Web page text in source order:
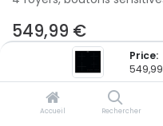
Price:
549,99
Accueil Rechercher
549,99 €